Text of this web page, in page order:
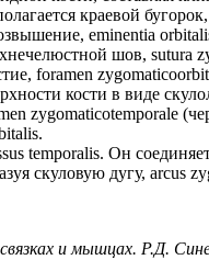
краевой
eminentia
шов, sutura
foramen
кости в виде
zygomaticotemporale
temporalis. Он
скуловую дугу, arcus
и мышцах. Р.Д.